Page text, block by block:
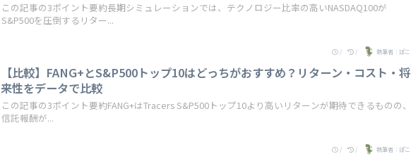
この記事の3ポイント要約長期シミュレーションでは、テクノロジー比率の高いNASDAQ100が
S&P500を圧倒するリター...
/ / 執筆者：ぽこ
【比較】FANG+とS&P500トップ10はどっちがおすすめ？リターン・コスト・将
来性をデータで比較
この記事の3ポイント要約FANG+はTracers S&P500トップ10より高いリターンが期待できるものの、
信託報酬が...
/ / 執筆者：ぽこ